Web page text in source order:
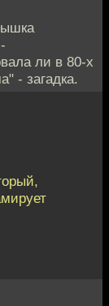
ли в 80-х
- загадка.